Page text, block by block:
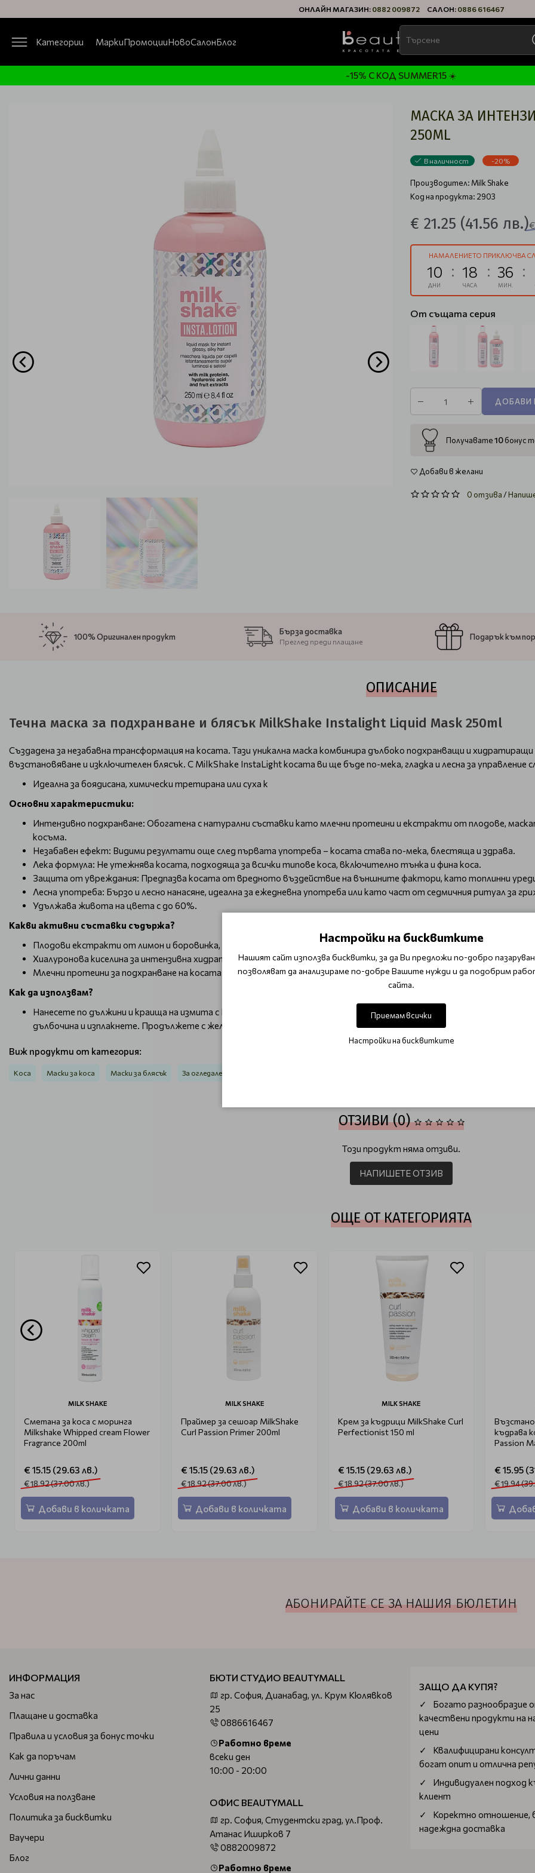
ОНЛАЙН МАГАЗИН: 0882 009872 САЛОН: 0886 616467
Категории МаркиПромоцииНовоСалонБлог
-15% С КОД SUMMER15 ☀️
МАСКА ЗА
250ML
В наличност -20%
Производител: Milk Shake
Код на продукта: 2903
€ 21.25 (41.56 лв.)
НАМАЛЕНИЕТО ПРИКЛЮЧВА
10
ДНИ
18
ЧАСА
36
МИН.
От същата серия
ДОБАВИ
Получавате10бонус
Добави в желани
0 отзива/
100% Оригинален продукт
Бърза доставка
Преглед преди плащане
Подарък към
ОПИСАНИЕ
Течна маска за подхранване и блясък MilkShake Instalight Liquid Mask 250ml
Създадена за незабавна трансформация на косата. Тази уникална маска комбинира дълбоко подхранващи и
възстановяване и изключителен блясък. С MilkShake InstaLight косата ви ще бъде по-мека, гладка и лесна за управление
Идеална за боядисана, химически третирана или суха к
Основни характеристики:
Интензивно подхранване: Обогатена с натурални съставки като млечни протеини и екстракти от плодове,
косъма.
Незабавен ефект: Видими резултати още след първата употреба – косата става по-мека, блестяща и здрава.
Лека формула: Не утежнява косата, подходяща за всички типове коса, включително тънка и фина коса.
Защита от увреждания: Предпазва косата от вредното въздействие на външните фактори, като топлинни
Лесна употреба: Бързо и лесно нанасяне, идеална за ежедневна употреба или като част от седмичния ритуал за
Удължава живота на цвета с до 60%.
Какви активни съставки съдържа?
Плодови екстракти от лимон и боровинка, които доставят витамини и минерали за подсилване на косата
Хиалуронова киселина за интензивна хидратация
Млечни протеини за подхранване на косата
Как да използвам?
Нанесете по дължини и краища на измита с INSTA.LIGHT SHAMPOO и подсушена с кърпа коса. Разрешете, осучете
дълбочина и изплакнете. Продължете с желания стайлинг. За най-добър резултат - продължете с кондиционер без
Виж продукти от категория:
Коса Маски за коса Маски за блясък За огледален блясък MilkShake Instalight
ОТЗИВИ (0)
Този продукт няма отзиви.
НАПИШЕТЕ ОТЗИВ
ОЩЕ ОТ КАТЕГОРИЯТА
MILK SHAKE
Сметана за коса с моринга
Milkshake Whipped cream Flower
Fragrance 200ml
€ 15.15 (29.63 лв.)
€ 18.92 (37.00 лв.)
Добави в количката
MILK SHAKE
Праймер за сешоар MilkShake
Curl Passion Primer 200ml
€ 15.15 (29.63 лв.)
€ 18.92 (37.00 лв.)
Добави в количката
MILK SHAKE
Крем за къдрици MilkShake Curl
Perfectionist 150 ml
€ 15.15 (29.63 лв.)
€ 18.92 (37.00 лв.)
Добави в количката
къдрава
Passion
€ 15.95
€ 19.94
АБОНИРАЙТЕ СЕ ЗА НАШИЯ БЮЛЕТИН
ИНФОРМАЦИЯ
За нас
Плащане и доставка
Правила и условия за бонус точки
Как да поръчам
Лични данни
Условия на ползване
Политика за бисквитки
Ваучери
Блог
БЮТИ СТУДИО BEAUTYMALL
гр. София, Дианабад, ул. Крум Кюлявков
25
0886616467
Работно време
всеки ден
10:00 - 20:00
ОФИС BEAUTYMALL
гр. София, Студентски град, ул.Проф.
Атанас Иширков 7
0882009872
Работно време
ЗАЩО ДА КУПЯ?
Богатo разнообразие
качествени продукти на
цени
Квалифицирани
богат опит и отлична
Индивидуален подход
клиент
Коректно отношение,
надеждна доставка
Настройки на бисквитките
Нашият сайт използва бисквитки, за да Ви предложи по-добро
позволяват да анализираме по-добре Вашите нужди и да подобрим
сайта.
Приемам всички
Настройки на бисквитките